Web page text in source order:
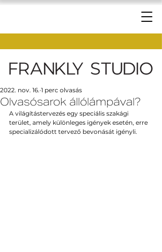
Olvasósarok állólámpával?
2022. nov. 16. 1 perc olvasás
A világítástervezés egy speciális szakági
terület, amely különleges igények esetén, erre
specializálódott tervező bevonását igényli.